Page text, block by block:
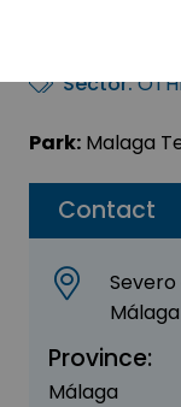
Contact
Severo
Málaga
Province:
Málaga
Sector:
Park: Malaga